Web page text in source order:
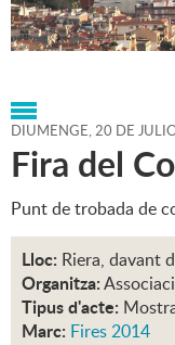
Portada > Agenda >
2014 > Marcs >
DIUMENGE,20 DE
Fira del
Punt de trobada de
Lloc: Riera, davant
Organitza:
Tipus d'acte:
Marc: Fires 2014